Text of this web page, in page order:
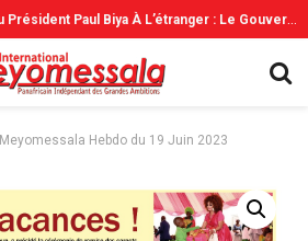
Meyomessala Hebdo du 19 Juin 2023
S
Éjour Du Président Paul Biya À L’étranger : Le Gouvernement Rassure